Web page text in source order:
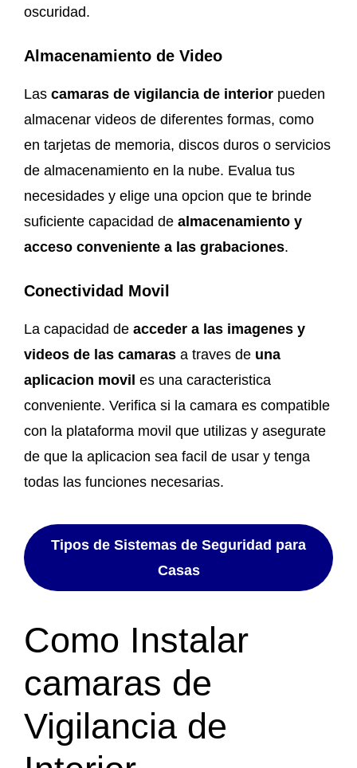
oscuridad.
Almacenamiento de Video
Las camaras de vigilancia de interior pueden
almacenar videos de diferentes formas, como
en tarjetas de memoria, discos duros o servicios
de almacenamiento en la nube. Evalua tus
necesidades y elige una opcion que te brinde
suficiente capacidad de almacenamiento y
acceso conveniente a las grabaciones.
Conectividad Movil
La capacidad de acceder a las imagenes y
videos de las camaras a traves de una
aplicacion movil es una caracteristica
conveniente. Verifica si la camara es compatible
con la plataforma movil que utilizas y asegurate
de que la aplicacion sea facil de usar y tenga
todas las funciones necesarias.
Tipos de Sistemas de Seguridad para
Casas
Como Instalar
camaras de
Vigilancia de